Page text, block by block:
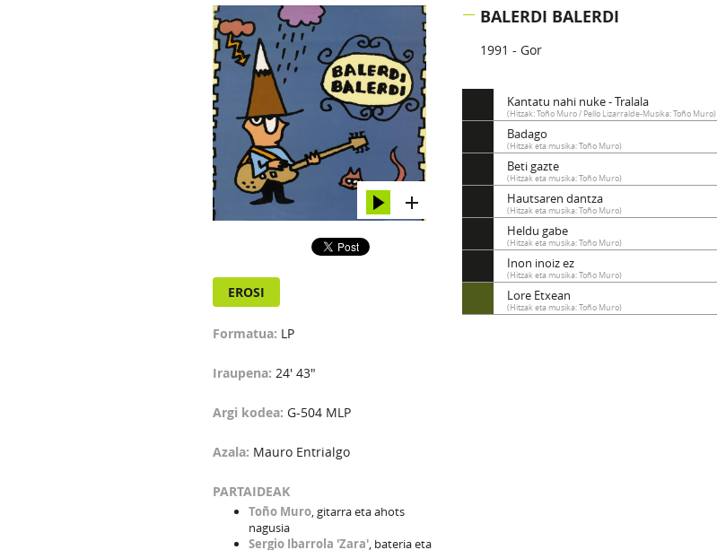
EROSI
Formatua: LP
Iraupena: 24' 43"
Argi kodea: G-504 MLP
Azala: Mauro Entrialgo
PARTAIDEAK
Toño Muro, gitarra eta ahots
nagusia
Sergio Ibarrola 'Zara', bateria eta
BALERDI BALERDI
1991 - Gor
Kantatu nahi nuke - Tralala
(Hitzak: Toño Muro / Pello Lizarralde-Musika: Toño Muro)
Badago
(Hitzak eta musika: Toño Muro)
Beti gazte
(Hitzak eta musika: Toño Muro)
Hautsaren dantza
(Hitzak eta musika: Toño Muro)
Heldu gabe
(Hitzak eta musika: Toño Muro)
Inon inoiz ez
(Hitzak eta musika: Toño Muro)
Lore Etxean
(Hitzak eta musika: Toño Muro)